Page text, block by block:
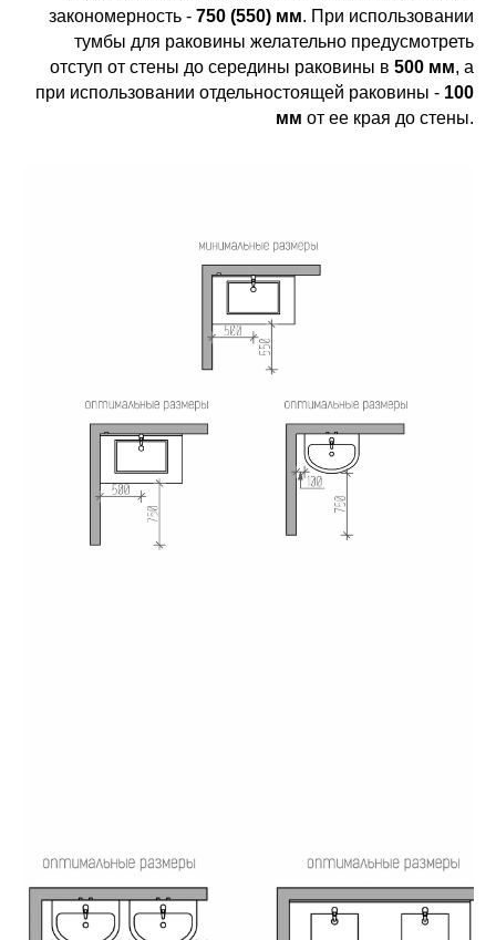
закономерность - 750 (550) мм. При использовании
тумбы для раковины желательно предусмотреть
отступ от стены до середины раковины в 500 мм, а
при использовании отдельностоящей раковины - 100
мм от ее края до стены.